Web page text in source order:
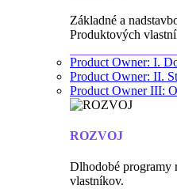
Základné a
Produktových
Product Owner: I.
Product Owner: II.
Product Owner III:
ROZVOJ
Dlhodobé programy
vlastníkov.